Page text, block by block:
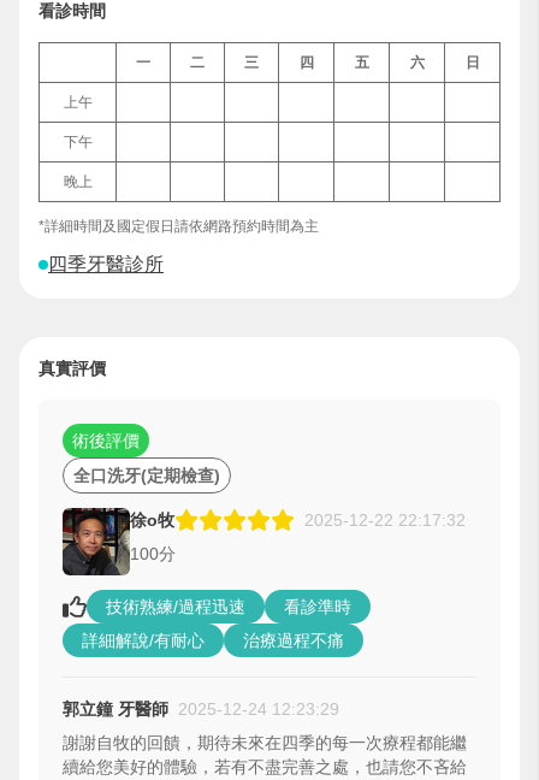
看診時間
一 二 三 四 五 六 日
上午
下午
晚上
*詳細時間及國定假日請依網路預約時間為主
四季牙醫診所
真實評價
全口洗牙(定期檢查)
術後評價
徐o牧
2025-12-22 22:17:32
100分
技術熟練/過程迅速
看診準時
詳細解說/有耐心
治療過程不痛
郭立鐘 牙醫師 2025-12-24 12:23:29
謝謝自牧的回饋，期待未來在四季的每一次療程都能繼
續給您美好的體驗，若有不盡完善之處，也請您不吝給